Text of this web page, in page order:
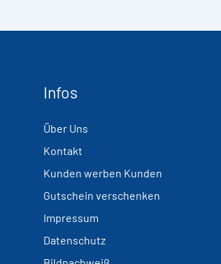
Infos
Über Uns
Kontakt
Kunden werben Kunden
Gutschein verschenken
Impressum
Datenschutz